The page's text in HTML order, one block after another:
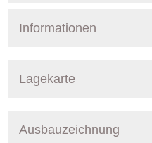
Informationen
Nummer
Lagekarte
Ausbauzeichnung